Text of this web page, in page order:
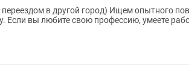
город) Ищем опытного повара европейской
Если вы любите свою профессию, умеете